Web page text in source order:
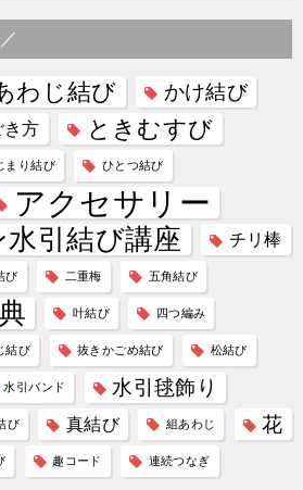
わじ結び かけ結び
き方 ときむすび
まり結び ひとつ結び
アクセサリー
引結び講座 チリ棒
び 二重梅 五角結び
叶結び 四つ編み
結び 抜きかごめ結び 松結び
水引バンド
水引毬飾り
び 真結び 組あわじ 花
趣コード 連続つなぎ